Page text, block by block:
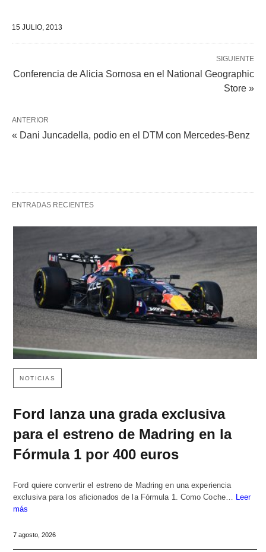
15 JULIO, 2013
SIGUIENTE
Conferencia de Alicia Sornosa en el National Geographic
Store »
ANTERIOR
« Dani Juncadella, podio en el DTM con Mercedes-Benz
ENTRADAS RECIENTES
NOTICIAS
Ford lanza una grada exclusiva
para el estreno de Madring en la
Fórmula 1 por 400 euros
Ford quiere convertir el estreno de Madring en una experiencia
exclusiva para los aficionados de la Fórmula 1. Como Coche… Leer
más
7 agosto, 2026